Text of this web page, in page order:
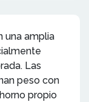
una amplia
Las
peso con
propio